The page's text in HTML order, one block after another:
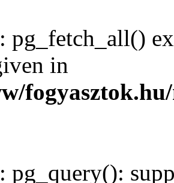
: pg_fetch_all()
in
: pg_query():